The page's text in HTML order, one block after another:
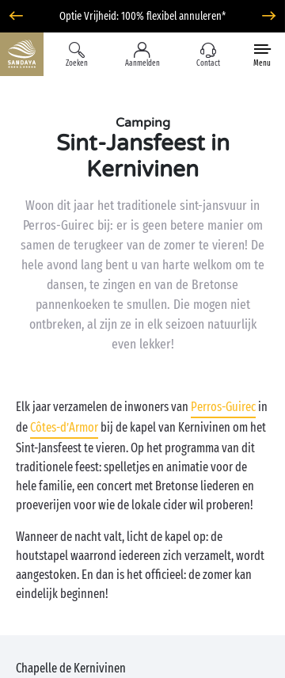
Optie Vrijheid: 100% flexibel annuleren*
Zoeken Aanmelden Contact Menu
Camping
Sint-Jansfeest in
Kernivinen
Woon dit jaar het traditionele sint-jansvuur in
Perros-Guirec bij: er is geen betere manier om
samen de terugkeer van de zomer te vieren! De
hele avond lang bent u van harte welkom om te
dansen, te zingen en van de Bretonse
pannenkoeken te smullen. Die mogen niet
ontbreken, al zijn ze in elk seizoen natuurlijk
even lekker!
Elk jaar verzamelen de inwoners van Perros-Guirec in
deCôtes-d’Armor bij de kapel van Kernivinen om het
Sint-Jansfeest te vieren. Op het programma van dit
traditionele feest: spelletjes en animatie voor de
hele familie, een concert met Bretonse liederen en
proeverijen voor wie de lokale cider wil proberen!
Wanneer de nacht valt, licht de kapel op: de
houtstapel waarrond iedereen zich verzamelt, wordt
aangestoken. En dan is het officieel: de zomer kan
eindelijk beginnen!
Chapelle de Kernivinen